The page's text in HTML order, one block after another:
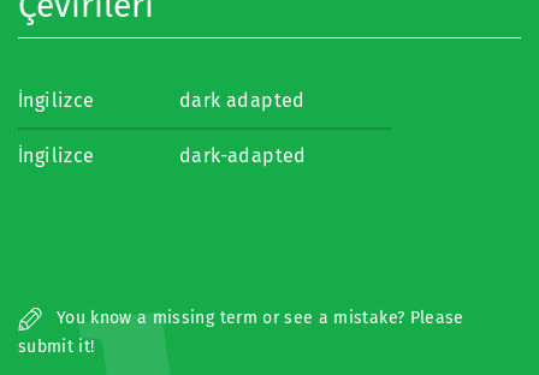
İngilizce dark adapted
İngilizce dark-adapted
You know a missing term or see a mistake? Please
submit it!